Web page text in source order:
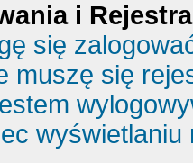
i
się
muszę się